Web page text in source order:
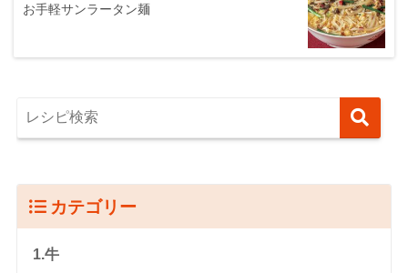
お手軽サンラータン麺
カテゴリー
1.牛